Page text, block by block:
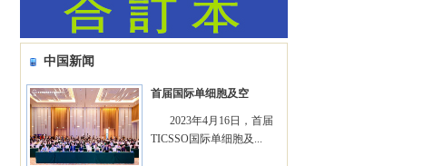
中国新闻
首届国际单细胞及空
2023年4月16日，首届
TICSSO国际单细胞及...